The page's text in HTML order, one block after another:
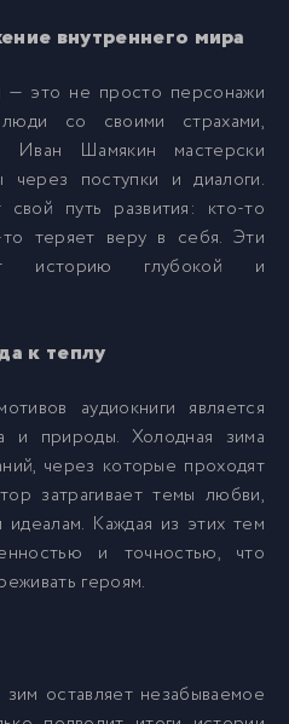
внутреннего мира
— это не просто персонажи
со своими страхами,
Иван Шамякин мастерски
через поступки и диалоги.
путь развития: кто-то
то теряет веру в себя. Эти
историю глубокой и
к теплу
аудиокниги является
и природы. Холодная зима
через которые проходят
затрагивает темы любви,
Каждая из этих тем
и точностью, что
героям.
оставляет незабываемое